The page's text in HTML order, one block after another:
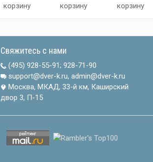
корзину
корзину
корзину
Свяжитесь с нами
(495) 928-55-91; 928-71-90
support@dver-k.ru, admin@dver-k.ru
Москва, МКАД, 33-й км, Каширский
двор 3, П-15